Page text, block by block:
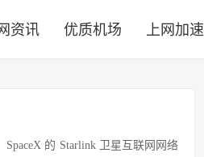
资讯 优质机场 上网加速
的 Starlink 卫星互联网网络